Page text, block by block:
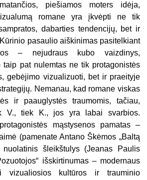
piešiamos moters idėja,
romane yra įkvėpti ne tik
dabarties tendencijų, bet ir
pasaulio aiškinimas pasitelkiant
– nejudraus kubo vaizdinys,
taip pat nulemtas ne tik protagonistės
gebėjimo vizualizuoti, bet ir praeityje
Nemanau, kad romane viskas
ir paauglystės traumomis, tačiau,
V., tiek K., jos yra labai svarbios.
mąstysenos pamatas –
(pamenate Antano Škėmos „Baltą
šleikštulys (Jeanas Paulis
išskirtinumas – modernaus
vizualiosios kultūros ir trauminio